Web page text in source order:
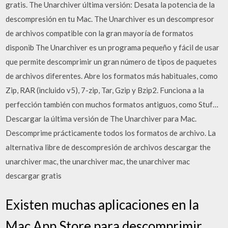
gratis. The Unarchiver última versión: Desata la potencia de la
descompresión en tu Mac. The Unarchiver es un descompresor
de archivos compatible con la gran mayoría de formatos
disponib ‎The Unarchiver es un programa pequeño y fácil de usar
que permite descomprimir un gran número de tipos de paquetes
de archivos diferentes. Abre los formatos más habituales, como
Zip, RAR (incluido v5), 7-zip, Tar, Gzip y Bzip2. Funciona a la
perfección también con muchos formatos antiguos, como Stuf…
Descargar la última versión de The Unarchiver para Mac.
Descomprime prácticamente todos los formatos de archivo. La
alternativa libre de descompresión de archivos descargar the
unarchiver mac, the unarchiver mac, the unarchiver mac
descargar gratis
Existen muchas aplicaciones en la